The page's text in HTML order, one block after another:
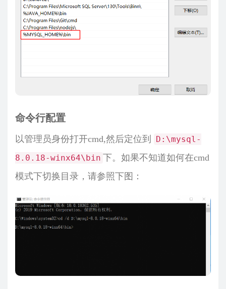
命令行配置
以管理员身份打开cmd,然后定位到
D:\mysql-
8.0.18-winx64\bin 下。如果不知道如何在cmd
模式下切换目录，请参照下图：